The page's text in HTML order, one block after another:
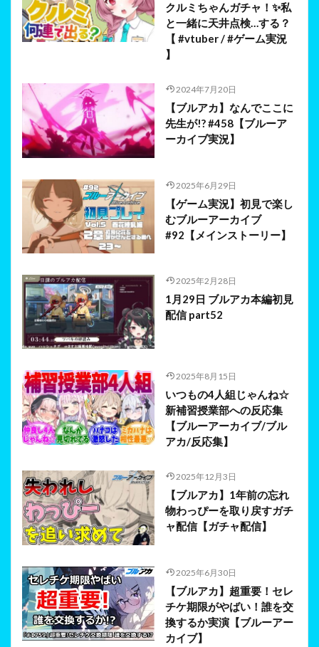
クルミちゃんガチャ！✨私
と一緒に天井点検…する？
【 #vtuber / #ゲーム実況
】
2024年7月20日
【ブルアカ】なんでここに
先生が!? #458【ブルーア
ーカイブ実況】
2025年6月29日
【ゲーム実況】初見で楽し
むブルーアーカイブ
#92【メインストーリー】
2025年2月28日
1月29日 ブルアカ本編初見
配信 part52
2025年8月15日
いつもの4人組じゃんね☆
新補習授業部への反応集
【ブルーアーカイブ/ブル
アカ/反応集】
2025年12月3日
【ブルアカ】1年前の忘れ
物わっぴーを取り戻すガチ
ャ配信【ガチャ配信】
2025年6月30日
【ブルアカ】超重要！セレ
チケ期限がやばい！誰を交
換するか実演【ブルーアー
カイブ】